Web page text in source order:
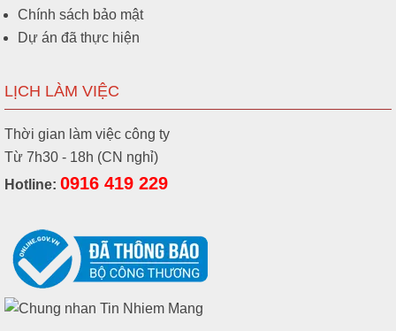
Chính sách bảo mật
Dự án đã thực hiện
LỊCH LÀM VIỆC
Thời gian làm việc công ty
Từ 7h30 - 18h (CN nghỉ)
Hotline: 0916 419 229